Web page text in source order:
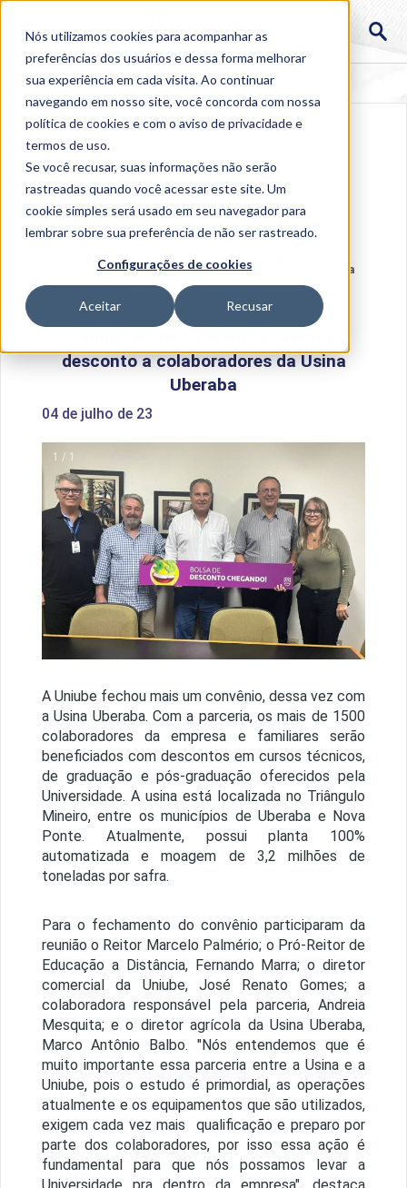
Nós utilizamos cookies para acompanhar as
preferências dos usuários e dessa forma melhorar
sua experiência em cada visita. Ao continuar
navegando em nosso site, você concorda com nossa
política de cookies e com o aviso deprivacidade e
termos de uso.
Se você recusar, suas informações não serão
rastreadas quando você acessar este site. Um
cookie simples será usado em seu navegador para
lembrar sobre sua preferência de não ser rastreado.
Configurações de cookies
Aceitar Recusar
fecha convênio e oferece desconto a colaboradores da
Usina Uberaba
desconto a colaboradores da Usina
Uberaba
04 de julho de 23
1 / 1
A Uniube fechou mais um convênio, dessa vez com
a Usina Uberaba. Com a parceria, os mais de 1500
colaboradores da empresa e familiares serão
beneficiados com descontos em cursos técnicos,
de graduação e pós-graduação oferecidos pela
Universidade. A usina está localizada no Triângulo
Mineiro, entre os municípios de Uberaba e Nova
Ponte. Atualmente, possui planta 100%
automatizada e moagem de 3,2 milhões de
toneladas por safra.
Para o fechamento do convênio participaram da
reunião o Reitor Marcelo Palmério; o Pró-Reitor de
Educação a Distância, Fernando Marra; o diretor
comercial da Uniube, José Renato Gomes; a
colaboradora responsável pela parceria, Andreia
Mesquita; e o diretor agrícola da Usina Uberaba,
Marco Antônio Balbo. "Nós entendemos que é
muito importante essa parceria entre a Usina e a
Uniube, pois o estudo é primordial, as operações
atualmente e os equipamentos que são utilizados,
exigem cada vez mais qualificação e preparo por
parte dos colaboradores, por isso essa ação é
fundamental para que nós possamos levar a